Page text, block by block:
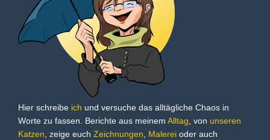
Hier schreibe ich und versuche das alltägliche Chaos in
Worte zu fassen. Berichte aus meinem Alltag, von unseren
Katzen, zeige euch Zeichnungen, Malerei oder auch